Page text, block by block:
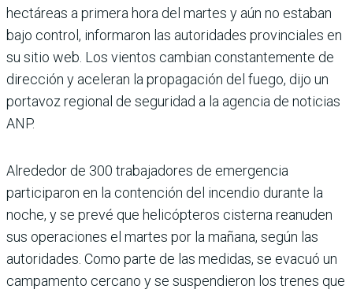
hectáreas a primera hora del martes y aún no estaban
bajo control, informaron las autoridades provinciales en
su sitio web. Los vientos cambian constantemente de
dirección y aceleran la propagación del fuego, dijo un
portavoz regional de seguridad a la agencia de noticias
ANP.
Alrededor de 300 trabajadores de emergencia
participaron en la contención del incendio durante la
noche, y se prevé que helicópteros cisterna reanuden
sus operaciones el martes por la mañana, según las
autoridades. Como parte de las medidas, se evacuó un
campamento cercano y se suspendieron los trenes que